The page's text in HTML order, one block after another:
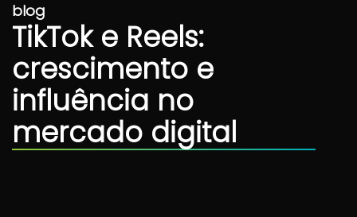
blog
TikTok e Reels:
crescimento e
influência no
mercado digital